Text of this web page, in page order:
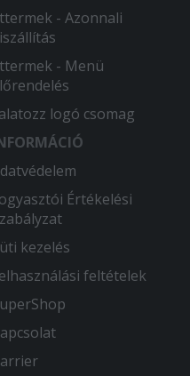
- Azonnali
- Menü
logó csomag
Értékelési
kezelés
feltételek